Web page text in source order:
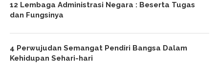
12 Lembaga Administrasi Negara : Beserta Tugas
dan Fungsinya
4 Perwujudan Semangat Pendiri Bangsa Dalam
Kehidupan Sehari-hari